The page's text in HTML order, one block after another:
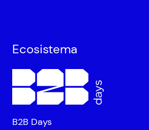
Ecosistema
B2B Days